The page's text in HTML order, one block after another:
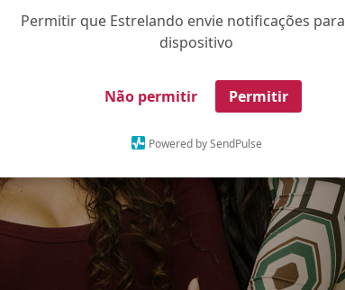
Permitir que Estrelando envie notificações
dispositivo
Não permitir Permitir
Powered by SendPulse